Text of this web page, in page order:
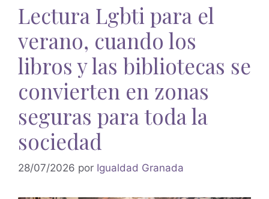
Lectura Lgbti para el
verano, cuando los
libros y las bibliotecas se
convierten en zonas
seguras para toda la
sociedad
28/07/2026 por Igualdad Granada